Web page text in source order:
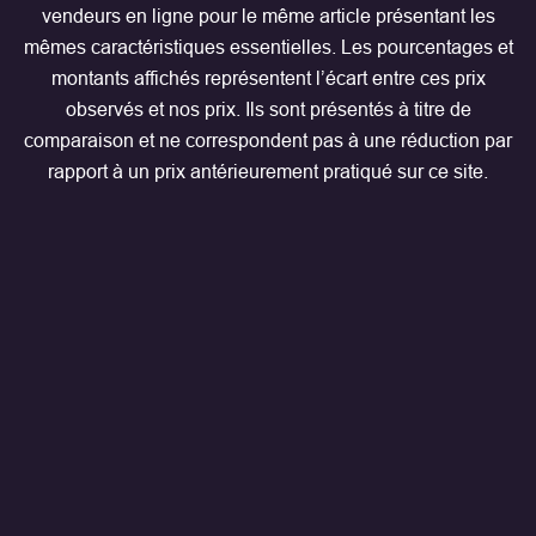
vendeurs en ligne pour le même article présentant les
mêmes caractéristiques essentielles. Les pourcentages et
montants affichés représentent l’écart entre ces prix
observés et nos prix. Ils sont présentés à titre de
comparaison et ne correspondent pas à une réduction par
rapport à un prix antérieurement pratiqué sur ce site.